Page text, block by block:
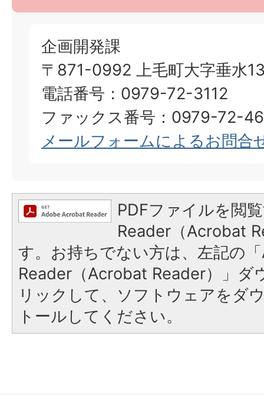
企画開発課
〒871-0992 上毛町大字垂水
電話番号：0979-72-3112
ファックス番号：0979-72-
メールフォームによるお問合
PDFファイルを閲
Reader（Acrobat
す。お持ちでない方は、左記の
Reader（Acrobat Reader）」ダ
リックして、ソフトウェアをダ
トールしてください。